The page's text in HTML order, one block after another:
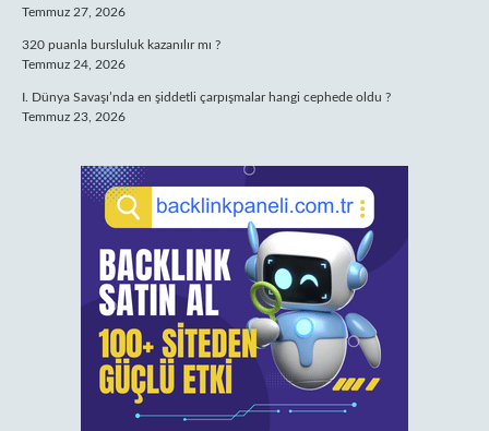
Temmuz 27, 2026
320 puanla bursluluk kazanılır mı ?
Temmuz 24, 2026
I. Dünya Savaşı’nda en şiddetli çarpışmalar hangi cephede oldu ?
Temmuz 23, 2026